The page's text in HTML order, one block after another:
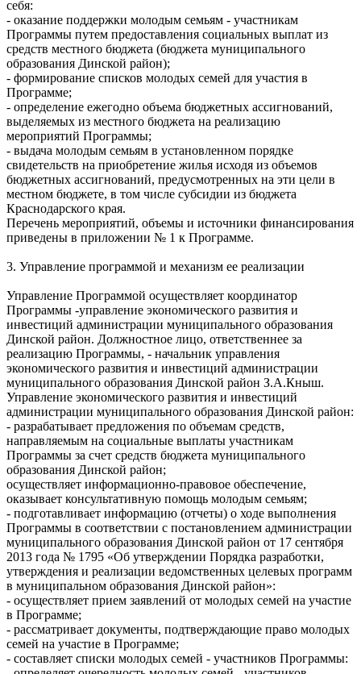
себя:
- оказание поддержки молодым семьям - участникам
Программы путем предоставления социальных выплат из
средств местного бюджета (бюджета муниципального
образования Динской район);
- формирование списков молодых семей для участия в
Программе;
- определение ежегодно объема бюджетных ассигнований,
выделяемых из местного бюджета на реализацию
мероприятий Программы;
- выдача молодым семьям в установленном порядке
свидетельств на приобретение жилья исходя из объемов
бюджетных ассигнований, предусмотренных на эти цели в
местном бюджете, в том числе субсидии из бюджета
Краснодарского края.
Перечень мероприятий, объемы и источники финансирования
приведены в приложении № 1 к Программе.
3. Управление программой и механизм ее реализации
Управление Программой осуществляет координатор
Программы -управление экономического развития и
инвестиций администрации муниципального образования
Динской район. Должностное лицо, ответственнее за
реализацию Программы, - начальник управления
экономического развития и инвестиций администрации
муниципального образования Динской район З.А.Кныш.
Управление экономического развития и инвестиций
администрации муниципального образования Динской район:
- разрабатывает предложения по объемам средств,
направляемым на социальные выплаты участникам
Программы за счет средств бюджета муниципального
образования Динской район;
осуществляет информационно-правовое обеспечение,
оказывает консультативную помощь молодым семьям;
- подготавливает информацию (отчеты) о ходе выполнения
Программы в соответствии с постановлением администрации
муниципального образования Динской район от 17 сентября
2013 года № 1795 «Об утверждении Порядка разработки,
утверждения и реализации ведомственных целевых программ
в муниципальном образования Динской район»:
- осуществляет прием заявлений от молодых семей на участие
в Программе;
- рассматривает документы, подтверждающие право молодых
семей на участие в Программе;
- составляет списки молодых семей - участников Программы: